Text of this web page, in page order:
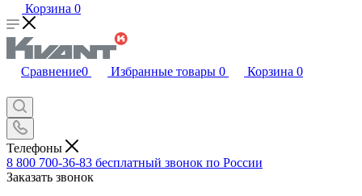
Корзина 0
Сравнение0 Избранные товары 0 Корзина 0
Телефоны
8 800 700-36-83 бесплатный звонок по России
Заказать звонок